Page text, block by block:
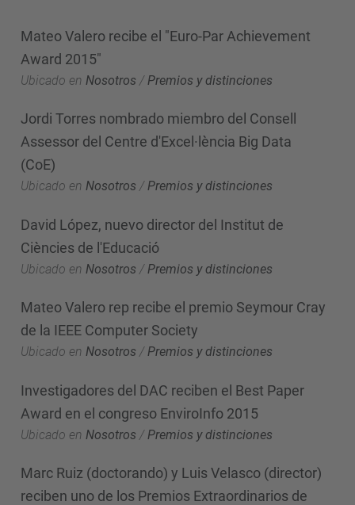
Mateo Valero recibe el "Euro-Par Achievement
Award 2015"
Ubicado en Nosotros / Premios y distinciones
Jordi Torres nombrado miembro del Consell
Assessor del Centre d'Excel·lència Big Data
(CoE)
Ubicado en Nosotros /Premios y distinciones
David López, nuevo director del Institut de
Ciències de l'Educació
Ubicado en Nosotros / Premios y distinciones
Mateo Valero rep recibe el premio Seymour Cray
de la IEEE Computer Society
Ubicado en Nosotros /Premios y distinciones
Investigadores del DAC reciben el Best Paper
Award en el congreso EnviroInfo 2015
Ubicado en Nosotros / Premios y distinciones
Marc Ruiz (doctorando) y Luis Velasco (director)
reciben uno de los Premios Extraordinarios de